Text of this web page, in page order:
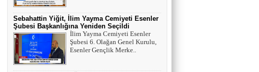
HÜSEYİN YILMAZ
TEŞEKKÜRLER
Sebahattin Yiğit, İlim Yayma Cemiyeti Esenler
Şubesi Başkanlığına Yeniden Seçildi
İlim Yayma Cemiyeti Esenler
Şubesi 6. Olağan Genel Kurulu,
Esenler Gençlik Merke..